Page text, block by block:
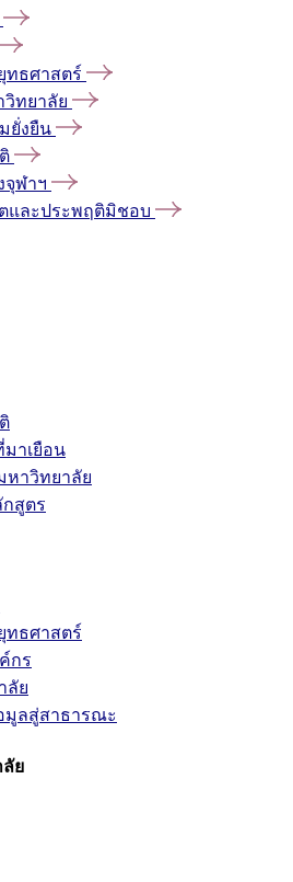
ทธศาสตร์
ทยาลัย
ยั่งยืน
จุฬาฯ
และประพฤติมิชอบ
าเยือน
หาวิทยาลัย
สูตร
ทธศาสตร์
กร
ลัย
มูลสู่สาธารณะ
ย